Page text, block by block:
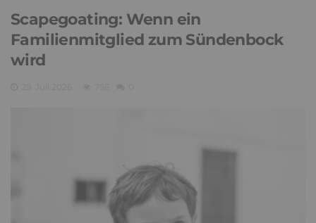
Scapegoating: Wenn ein
Familienmitglied zum Sündenbock
wird